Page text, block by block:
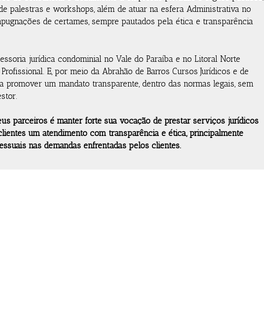
palestras e workshops, além de atuar na esfera Administrativa no
de certames, sempre pautados pela ética e transparência
jurídica condominial no Vale do Paraíba e no Litoral Norte
E, por meio da Abrahão de Barros Cursos Jurídicos e de
um mandato transparente, dentro das normas legais, sem
parceiros é manter forte sua vocação de prestar serviços jurídicos
um atendimento com transparência e ética, principalmente
nas demandas enfrentadas pelos clientes.